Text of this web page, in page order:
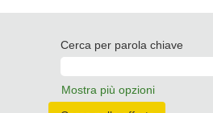
Cerca per parola chiave
Mostra più opzioni